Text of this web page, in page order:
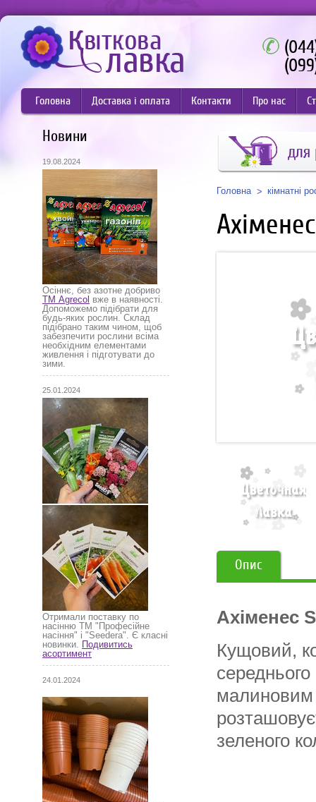
Головна Доставка і оплата Контакти Про нас
Новини
19.08.2024
Осіннє, без азотне добриво
ТМ Agrecol вже в наявності.
Допоможемо підібрати для
будь-яких рослин. Склад
підібрано таким чином, щоб
забезпечити рослини всіма
необхідним елементами
живлення і підготувати до
зими.
25.01.2024
Отримали поставку по
насінню ТМ "Професійне
насіння" і "Seedera". Є класні
новинки. Подивитись
асортимент
24.01.2024
для
Головна кімнатні
Опис
Ахіменес
Кущовий,
малиновим
зеленого